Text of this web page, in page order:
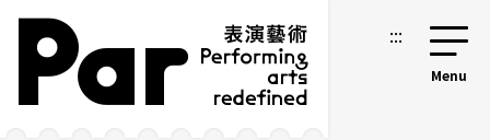
跳到主要內容區塊
網站導覽 :::